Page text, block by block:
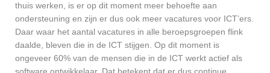
thuis werken, is er op dit moment meer behoefte aan
ondersteuning en zijn er dus ook meer vacatures voor ICT’ers.
Daar waar het aantal vacatures in alle beroepsgroepen flink
daalde, bleven die in de ICT stijgen. Op dit moment is
ongeveer 60% van de mensen die in de ICT werkt actief als